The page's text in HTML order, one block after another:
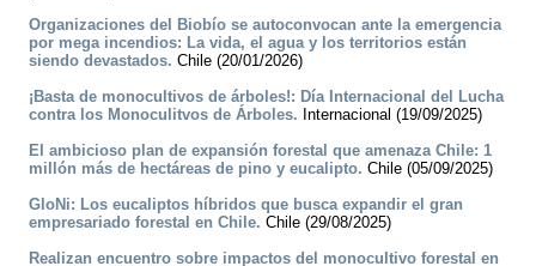
Organizaciones del Biobío se autoconvocan ante la emergencia
por mega incendios: La vida, el agua y los territorios están
siendo devastados. Chile (20/01/2026)
¡Basta de monocultivos de árboles!: Día Internacional del Lucha
contra los Monoculitvos de Árboles. Internacional (19/09/2025)
El ambicioso plan de expansión forestal que amenaza Chile: 1
millón más de hectáreas de pino y eucalipto. Chile (05/09/2025)
GloNi: Los eucaliptos híbridos que busca expandir el gran
empresariado forestal en Chile. Chile (29/08/2025)
Realizan encuentro sobre impactos del monocultivo forestal en